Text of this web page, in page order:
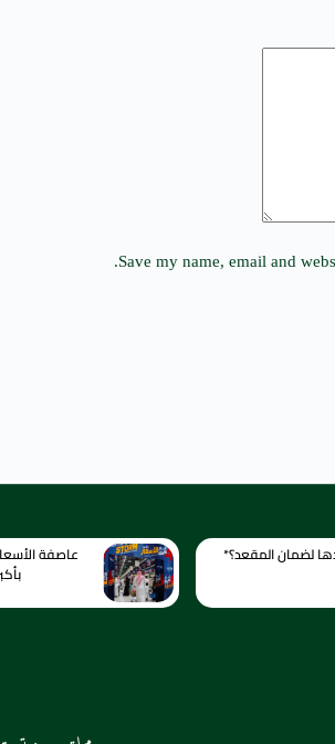
Save my name, email and
لضمان المقعد؟*